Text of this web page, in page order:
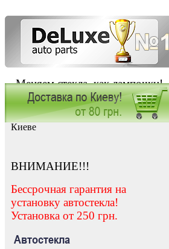
Меняем стекла, как лампочки!
Заказать установку автостекла в
Киеве
ВНИМАНИЕ!!!
Бессрочная гарантия на
установку автостекла!
Установка от 250 грн.
Автостекла